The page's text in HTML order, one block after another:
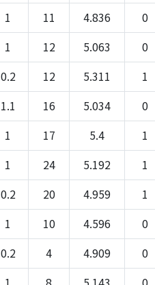
1 11 4.836 0
1 12 5.063 0
0.2 12 5.311 1
1.1 16 5.034 0
1 17 5.4 1
1 24 5.192 1
0.2 20 4.959 1
1 10 4.596 0
0.2 4 4.909 0